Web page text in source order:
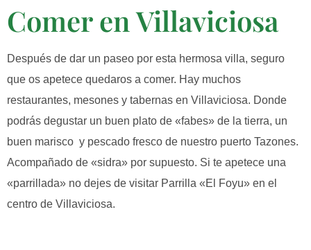
Comer en Villaviciosa
Después de dar un paseo por esta hermosa villa, seguro
que os apetece quedaros a comer. Hay muchos
restaurantes, mesones y tabernas en Villaviciosa. Donde
podrás degustar un buen plato de «fabes» de la tierra, un
buen marisco y pescado fresco de nuestro puerto Tazones.
Acompañado de «sidra» por supuesto. Si te apetece una
«parrillada» no dejes de visitar Parrilla «El Foyu» en el
centro de Villaviciosa.